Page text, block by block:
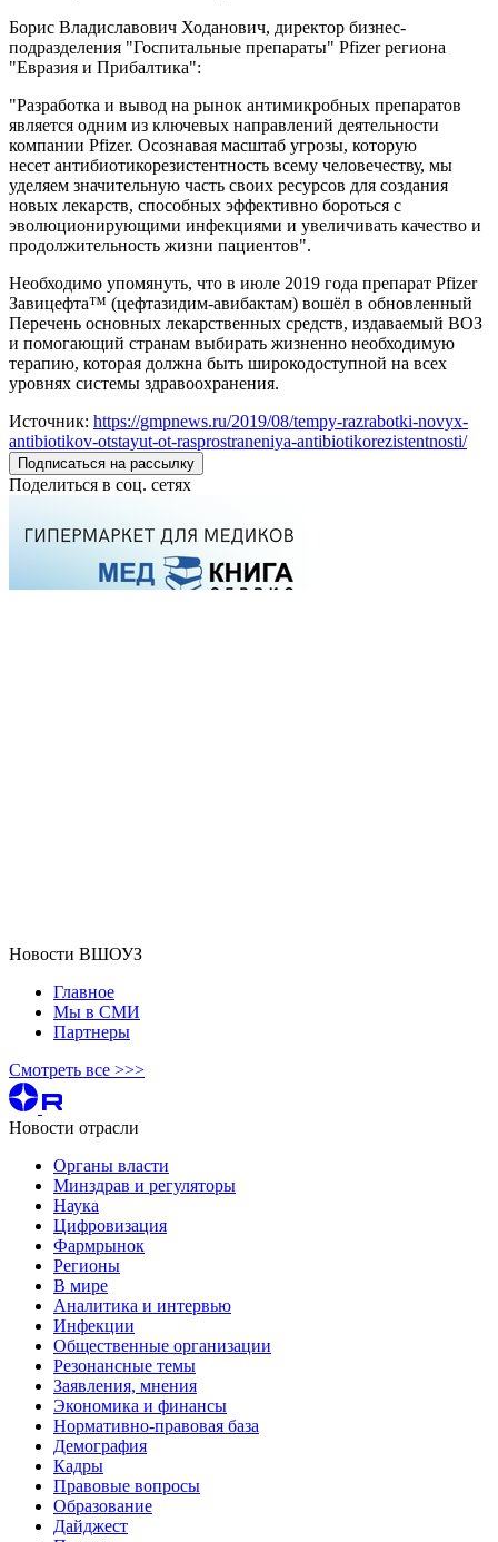
Борис Владиславович Ходанович, директор бизнес-
подразделения "Госпитальные препараты" Pfizer региона
"Евразия и Прибалтика":
"Разработка и вывод на рынок антимикробных препаратов
является одним из ключевых направлений деятельности
компании Pfizer. Осознавая масштаб угрозы, которую
несет антибиотикорезистентность всему человечеству, мы
уделяем значительную часть своих ресурсов для создания
новых лекарств, способных эффективно бороться с
эволюционирующими инфекциями и увеличивать качество и
продолжительность жизни пациентов".
Необходимо упомянуть, что в июле 2019 года препарат Pfizer
Завицефта™ (цефтазидим-авибактам) вошёл в обновленный
Перечень основных лекарственных средств, издаваемый ВОЗ
и помогающий странам выбирать жизненно необходимую
терапию, которая должна быть широкодоступной на всех
уровнях системы здравоохранения.
Источник: https://gmpnews.ru/2019/08/tempy-razrabotki-novyx-
antibiotikov-otstayut-ot-rasprostraneniya-antibiotikorezistentnosti/
Подписаться на рассылку
Поделиться в соц. сетях
Новости ВШОУЗ
Главное
Мы в СМИ
Партнеры
Смотреть все >>>
Новости отрасли
Органы власти
Минздрав и регуляторы
Наука
Цифровизация
Фармрынок
Регионы
В мире
Аналитика и интервью
Инфекции
Общественные организации
Резонансные темы
Заявления, мнения
Экономика и финансы
Нормативно-правовая база
Демография
Кадры
Правовые вопросы
Образование
Дайджест